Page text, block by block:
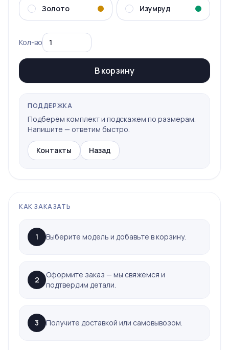
Золото Изумруд
Кол-во
В корзину
ПОДДЕРЖКА
Подберём комплект и подскажем по размерам.
Напишите — ответим быстро.
Контакты Назад
КАК ЗАКАЗАТЬ
1 Выберите модель и добавьте в корзину.
2
Оформите заказ — мы свяжемся и
подтвердим детали.
3 Получите доставкой или самовывозом.